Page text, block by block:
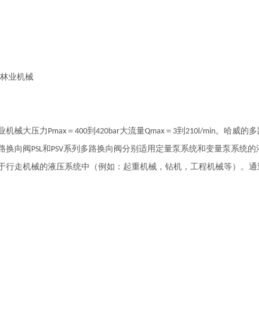
业机械
机械大压力 Pmax ＝400到420bar大流量Qmax ＝ 3到210l/min。哈威的
换向阀 PSL和 PSV系列多路换向阀分别适用定量泵系统和变量泵系统
走机械的液压系统中（例如：起重机械，钻机，工程机械等）。